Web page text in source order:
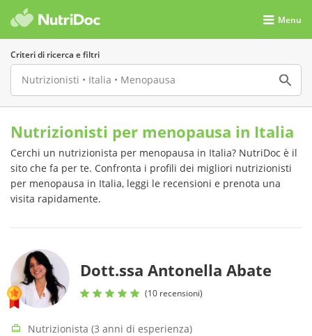
Menu
Criteri di ricerca e filtri
Nutrizionisti per menopausa in Italia
Cerchi un nutrizionista per menopausa in Italia? NutriDoc è il
sito che fa per te. Confronta i profili dei migliori nutrizionisti
per menopausa in Italia, leggi le recensioni e prenota una
visita rapidamente.
Dott.ssa Antonella Abate
(10 recensioni)
Nutrizionista (3 anni di esperienza)